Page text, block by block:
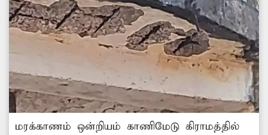
மரக்காணம் ஒன்றியம் காணிமேடு கிராமத்தில்